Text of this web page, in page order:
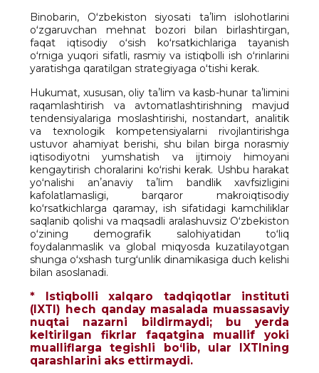
Binobarin, Oʻzbekiston siyosati taʼlim islohotlarini
oʻzgaruvchan mehnat bozori bilan birlashtirgan,
faqat iqtisodiy oʻsish koʻrsatkichlariga tayanish
oʻrniga yuqori sifatli, rasmiy va istiqbolli ish oʻrinlarini
yaratishga qaratilgan strategiyaga oʻtishi kerak.
Hukumat, xususan, oliy taʼlim va kasb-hunar taʼlimini
raqamlashtirish va avtomatlashtirishning mavjud
tendensiyalariga moslashtirishi, nostandart, analitik
va texnologik kompetensiyalarni rivojlantirishga
ustuvor ahamiyat berishi, shu bilan birga norasmiy
iqtisodiyotni yumshatish va ijtimoiy himoyani
kengaytirish choralarini koʻrishi kerak. Ushbu harakat
yoʻnalishi anʼanaviy taʼlim bandlik xavfsizligini
kafolatlamasligi, barqaror makroiqtisodiy
koʻrsatkichlarga qaramay, ish sifatidagi kamchiliklar
saqlanib qolishi va maqsadli aralashuvsiz Oʻzbekiston
oʻzining demografik salohiyatidan toʻliq
foydalanmaslik va global miqyosda kuzatilayotgan
shunga oʻxshash turgʻunlik dinamikasiga duch kelishi
bilan asoslanadi.
* Istiqbolli xalqaro tadqiqotlar instituti
(IXTI) hech qanday masalada muassasaviy
nuqtai nazarni bildirmaydi; bu yerda
keltirilgan fikrlar faqatgina muallif yoki
mualliflarga tegishli bo‘lib, ular IXTIning
qarashlarini aks ettirmaydi.